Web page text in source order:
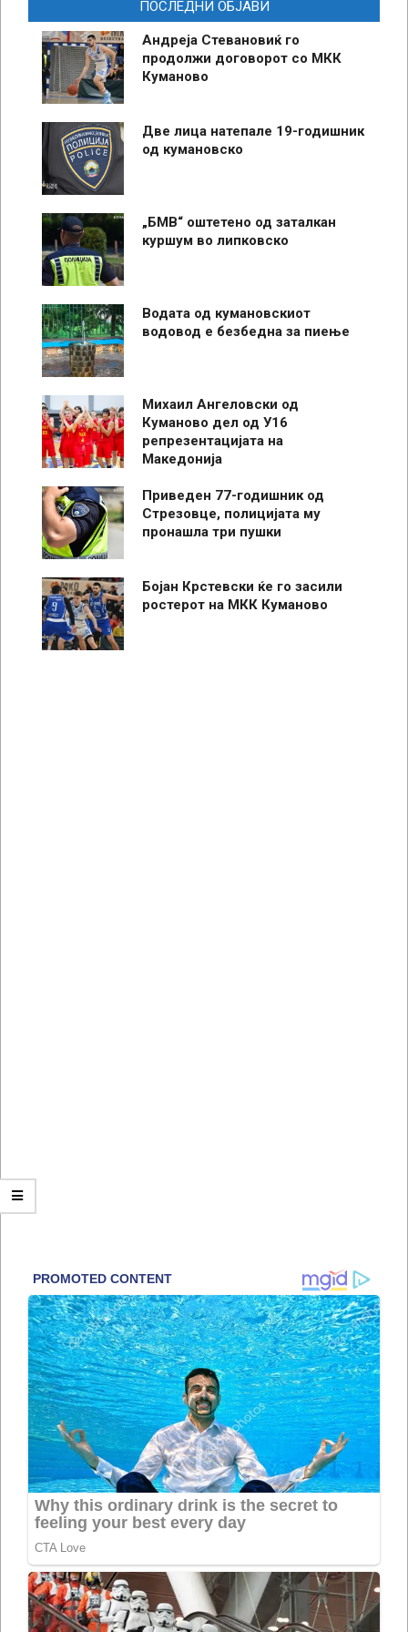
ПОСЛЕДНИ ОБЈАВИ
Андреја Стевановиќ го
продолжи договорот со МКК
Куманово
Две лица натепале 19-годишник
од кумановско
„БМВ“ оштетено од заталкан
куршум во липковско
Водата од кумановскиот
водовод е безбедна за пиење
Михаил Ангеловски од
Куманово дел од У16
репрезентацијата на
Македонија
Приведен 77-годишник од
Стрезовце, полицијата му
пронашла три пушки
Бојан Крстевски ќе го засили
ростерот на МКК Куманово